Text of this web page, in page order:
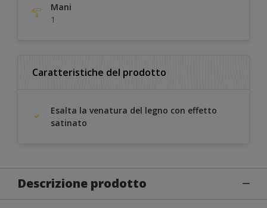
Mani
1
Caratteristiche del prodotto
Esalta la venatura del legno con effetto
satinato
Descrizione prodotto